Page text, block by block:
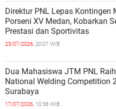
Direktur PNL Lepas Kontingen
Porseni XV Medan, Kobarkan
Prestasi dan Sportivitas
23/07/2026, 20:07 WIB
Dua Mahasiswa JTM PNL
National Welding Competition
Surabaya
17/07/2026, 10:38 WIB